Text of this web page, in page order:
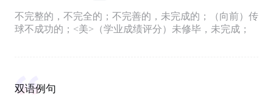
不完整的，不完全的；不完善的，未完成的；（向前）传
球不成功的；<美>（学业成绩评分）未修毕，未完成；
双语例句